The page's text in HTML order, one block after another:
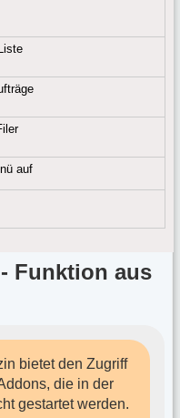
auf
Funktion aus
bietet den Zugriff
die in der
gestartet werden.